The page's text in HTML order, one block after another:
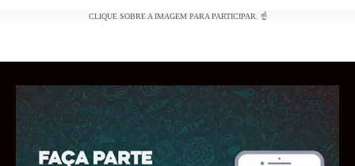
CLIQUE SOBRE A IMAGEM PARA PARTICIPAR. ☝️